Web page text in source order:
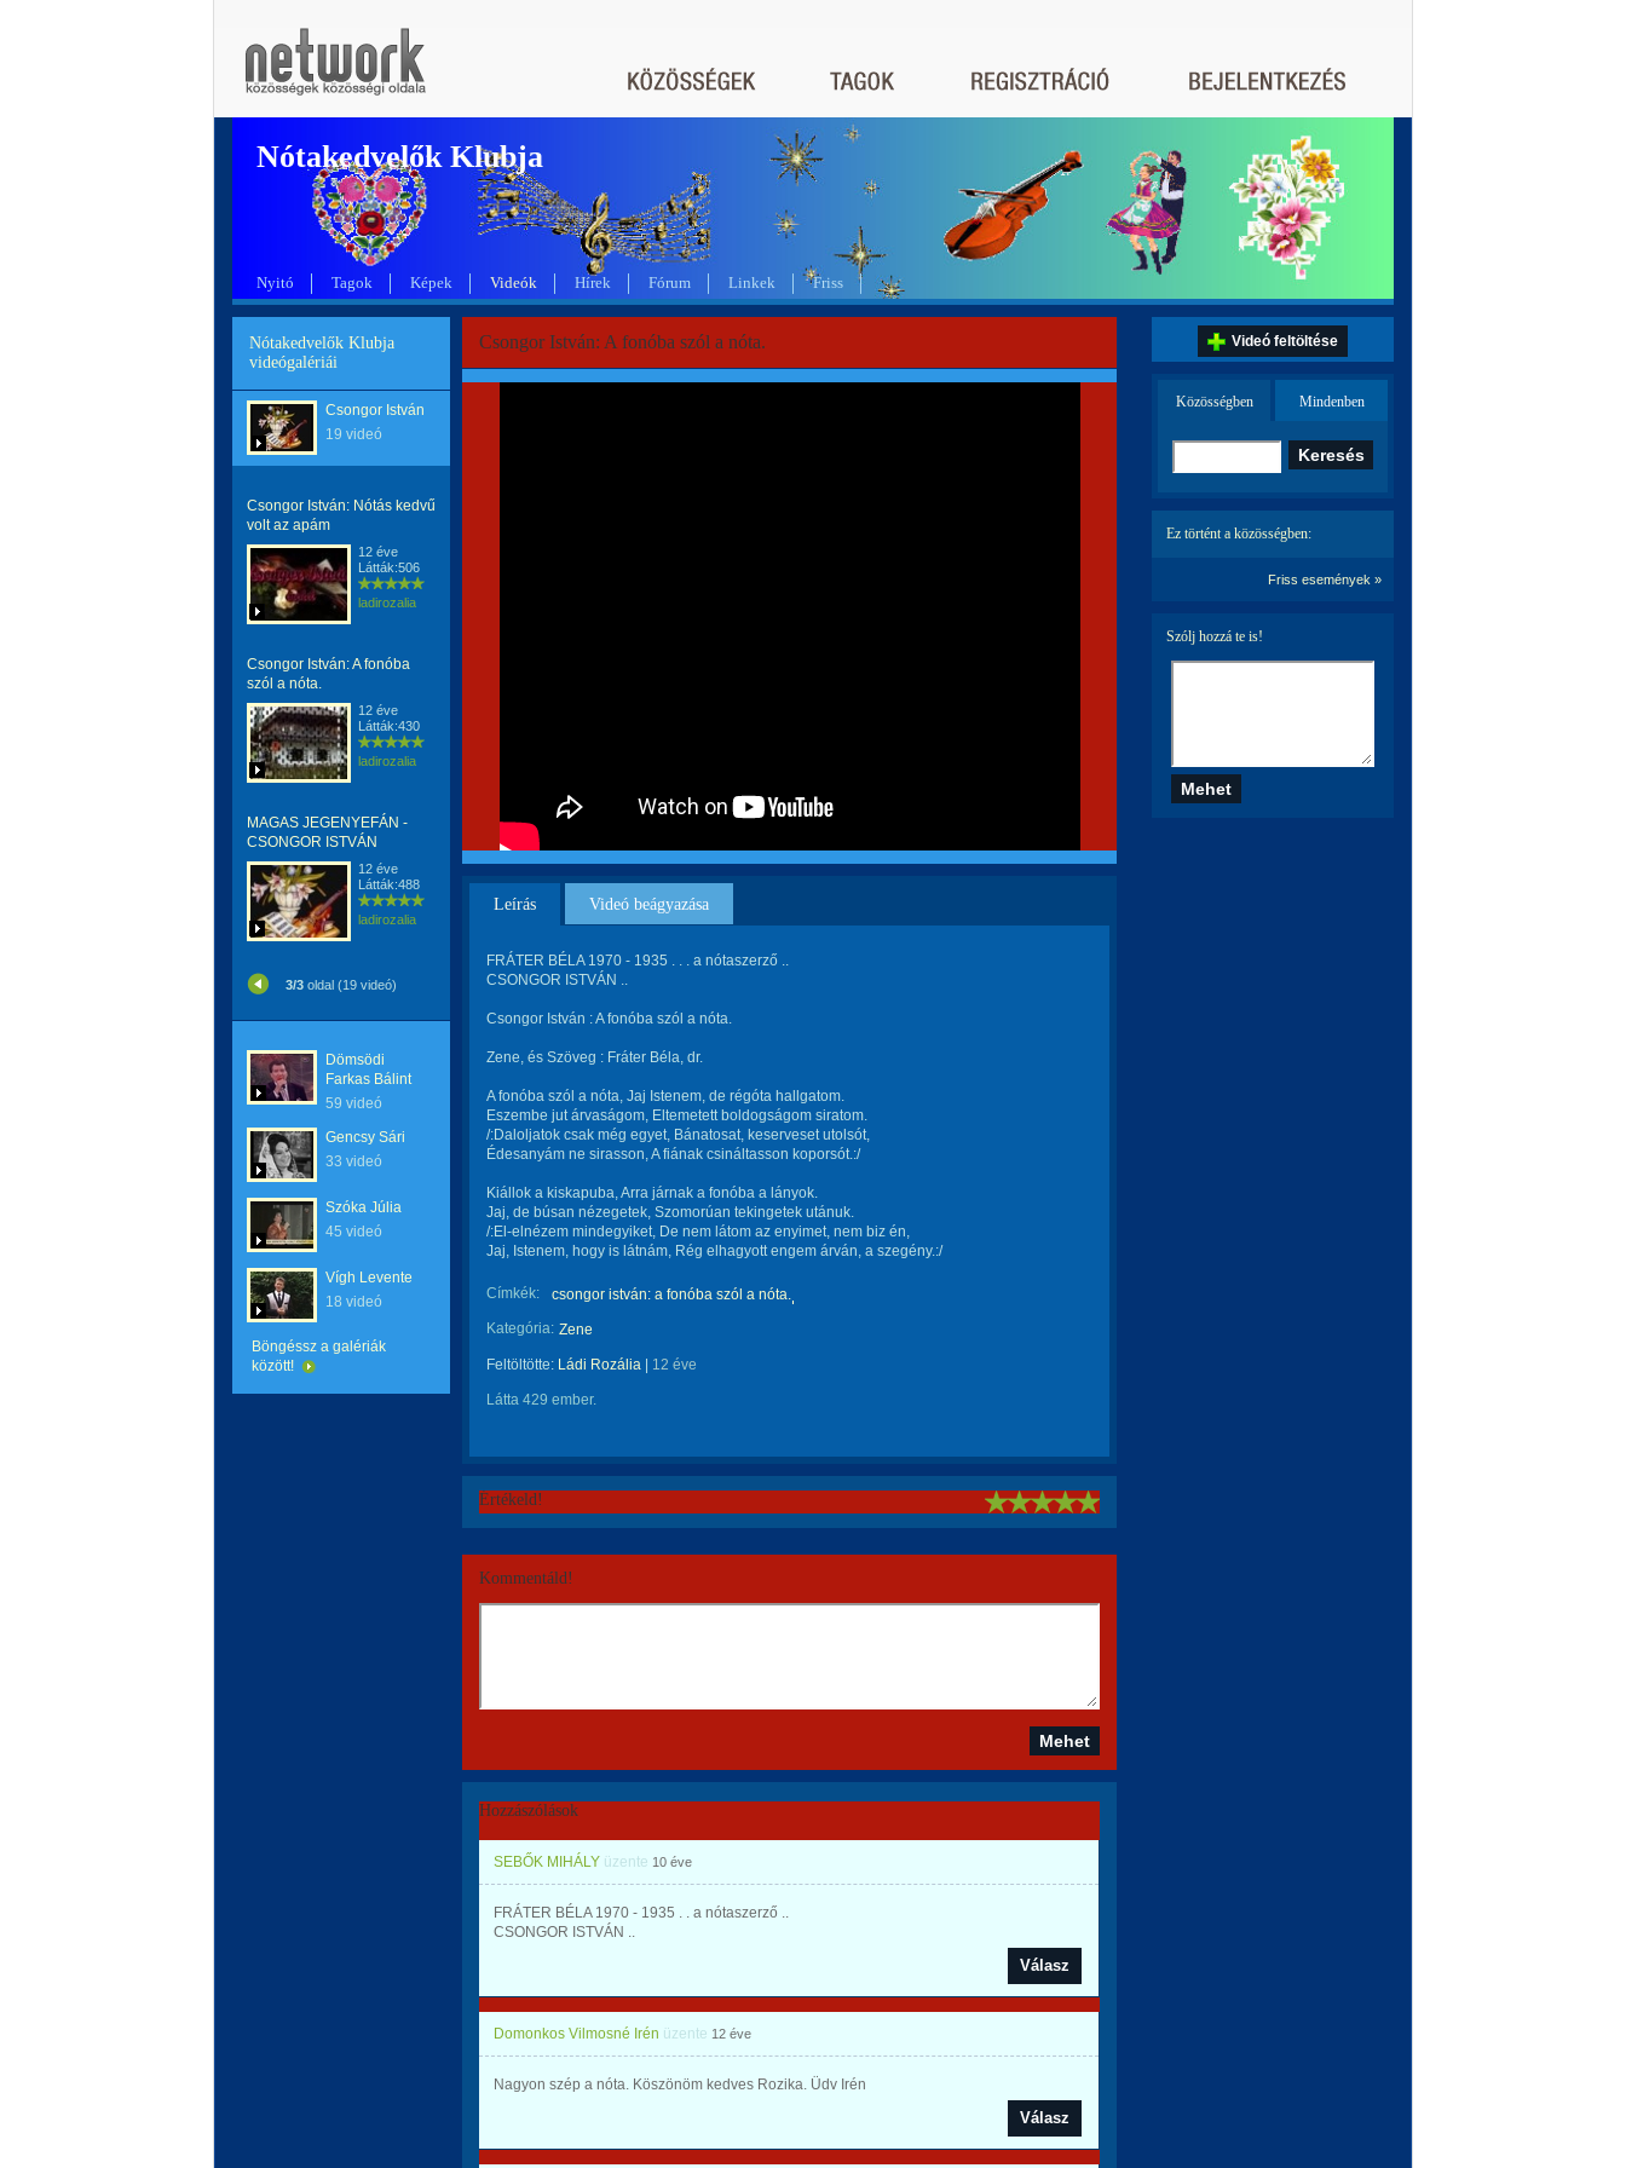
Nótakedvelők Klubja
Nyitó Tagok Képek Videók Hírek Fórum Linkek Friss
Nótakedvelők Klubja
videógalériái
Csongor István
19 videó
Csongor István: Nótás kedvű
volt az apám
12 éve
Látták:506
ladirozalia
Csongor István: A fonóba
szól a nóta.
12 éve
Látták:430
ladirozalia
MAGAS JEGENYEFÁN -
CSONGOR ISTVÁN
12 éve
Látták:488
ladirozalia
3/3 oldal (19 videó)
Dömsödi
Farkas Bálint
59 videó
Gencsy Sári
33 videó
Szóka Júlia
45 videó
Vígh Levente
18 videó
Böngéssz a galériák
között!
Csongor István: A fonóba szól a nóta.
Leírás Videó beágyazása
FRÁTER BÉLA 1970 - 1935 . . . a nótaszerző ..
CSONGOR ISTVÁN ..
Csongor István : A fonóba szól a nóta.
Zene, és Szöveg : Fráter Béla, dr.
A fonóba szól a nóta, Jaj Istenem, de régóta hallgatom.
Eszembe jut árvaságom, Eltemetett boldogságom siratom.
/:Daloljatok csak még egyet, Bánatosat, keserveset utolsót,
Édesanyám ne sirasson, A fiának csináltasson koporsót.:/
Kiállok a kiskapuba, Arra járnak a fonóba a lányok.
Jaj, de búsan nézegetek, Szomorúan tekingetek utánuk.
/:El-elnézem mindegyiket, De nem látom az enyimet, nem biz én,
Jaj, Istenem, hogy is látnám, Rég elhagyott engem árván, a szegény.:/
Címkék:
csongor istván: a fonóba szól a nóta.
Kategória: Zene
Feltöltötte: Ládi Rozália 12 éve
Látta 429 ember.
Értékeld!
Kommentáld!
Hozzászólások
SEBŐK MIHÁLY üzente 10 éve
FRÁTER BÉLA 1970 - 1935 . . a nótaszerző ..
CSONGOR ISTVÁN ..
Válasz
Domonkos Vilmosné Irén üzente 12 éve
Nagyon szép a nóta. Köszönöm kedves Rozika. Üdv Irén
Válasz
Videó feltöltése
Közösségben Mindenben
Ez történt a közösségben:
Friss események »
Szólj hozzá te is!